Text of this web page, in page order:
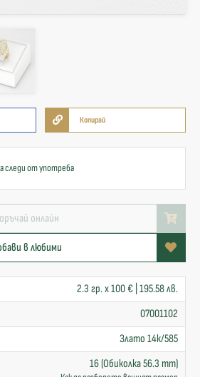
Копирай
следи от употреба
онлайн
в любими
2.3 гр. x 100 € | 195.58 лв.
07001102
Злато 14к/585
16 (Обиколка 56.3 mm)